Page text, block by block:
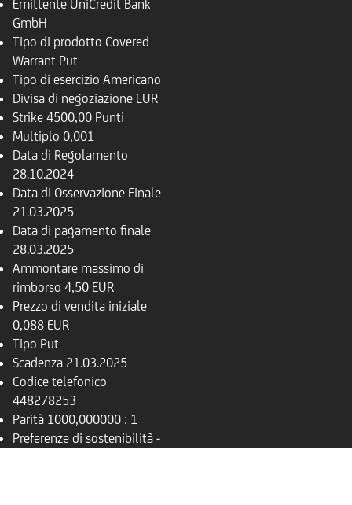
Emittente UniCredit Bank
GmbH
Tipo di prodotto Covered
Warrant Put
Tipo di esercizio Americano
Divisa di negoziazione EUR
Strike 4500,00 Punti
Multiplo 0,001
Data di Regolamento
28.10.2024
Data di Osservazione Finale
21.03.2025
Data di pagamento finale
28.03.2025
Ammontare massimo di
rimborso 4,50 EUR
Prezzo di vendita iniziale
0,088 EUR
Tipo Put
Scadenza 21.03.2025
Codice telefonico
448278253
Parità 1000,000000 : 1
Preferenze di sostenibilità -